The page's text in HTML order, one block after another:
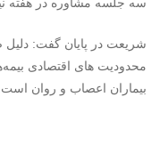
سه جلسه مشاوره در هفته
شریعت در پایان گفت:
محدودیت های اقتصادی
بیماران اعصاب و روان